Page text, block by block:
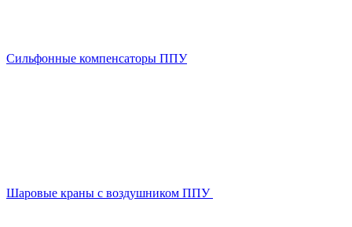
Сильфонные компенсаторы ППУ
Шаровые краны с воздушником ППУ